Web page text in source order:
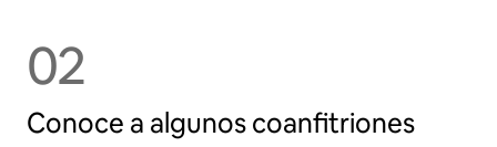
02
Conoce a algunos coanfitriones